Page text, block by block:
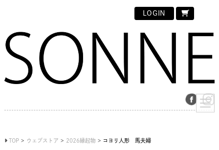
LOGIN
TOP ウェブストア 2026縁起物 コヨリ人形 馬夫婦